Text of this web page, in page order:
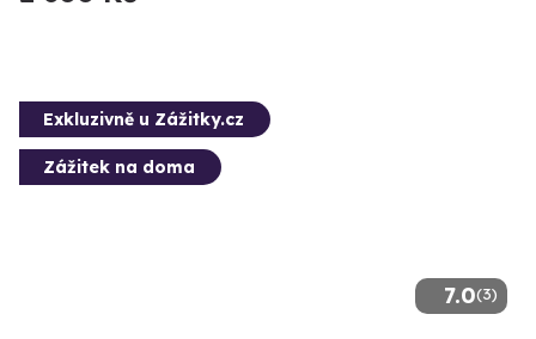
7.0(3)
Exkluzivně u Zážitky.cz
Zážitek na doma